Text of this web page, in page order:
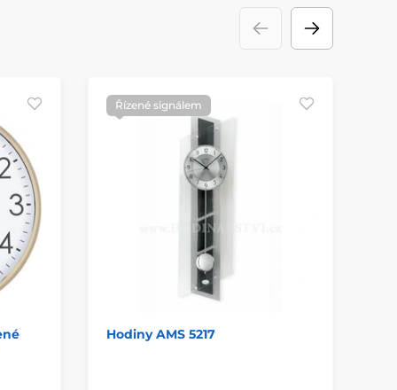
Řízené signálem
Hodiny AMS 5217